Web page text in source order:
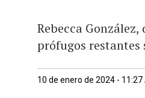
Rebecca
prófugos restantes
10 de enero de 2024 - 11:27